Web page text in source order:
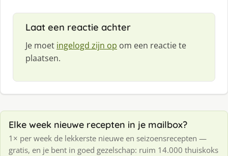
Laat een reactie achter
Je moet ingelogd zijn op om een reactie te
plaatsen.
Elke week nieuwe recepten in je mailbox?
1× per week de lekkerste nieuwe en seizoensrecepten —
gratis, en je bent in goed gezelschap: ruim 14.000 thuiskoks